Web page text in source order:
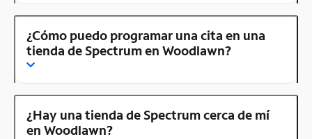
¿Cómo puedo programar una cita en una
tienda de Spectrum en Woodlawn?
¿Hay una tienda de Spectrum cerca de mí
en Woodlawn?